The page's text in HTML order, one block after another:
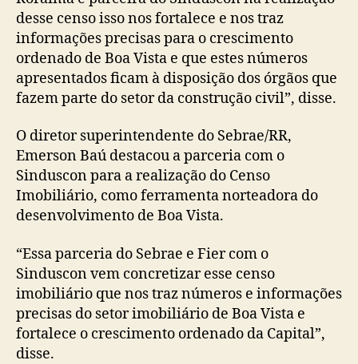
desse censo isso nos fortalece e nos traz
informações precisas para o crescimento
ordenado de Boa Vista e que estes números
apresentados ficam à disposição dos órgãos que
fazem parte do setor da construção civil”, disse.
O diretor superintendente do Sebrae/RR,
Emerson Baú destacou a parceria com o
Sinduscon para a realização do Censo
Imobiliário, como ferramenta norteadora do
desenvolvimento de Boa Vista.
“Essa parceria do Sebrae e Fier com o
Sinduscon vem concretizar esse censo
imobiliário que nos traz números e informações
precisas do setor imobiliário de Boa Vista e
fortalece o crescimento ordenado da Capital”,
disse.